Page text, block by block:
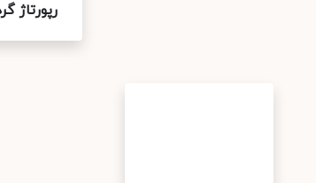
رپورتاژ